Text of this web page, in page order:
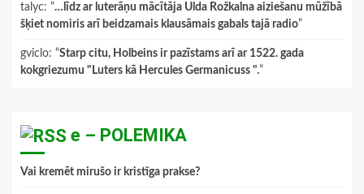
talyc: “…līdz ar luterāņu mācītāja Ulda Rožkalna aiziešanu mūžībā
šķiet nomiris arī beidzamais klausāmais gabals tajā radio”
gviclo: “Starp citu, Holbeins ir pazīstams arī ar 1522. gada
kokgriezumu "Luters kā Hercules Germanicuss ".”
e – POLEMIKA
Vai kremēt mirušo ir kristīga prakse?